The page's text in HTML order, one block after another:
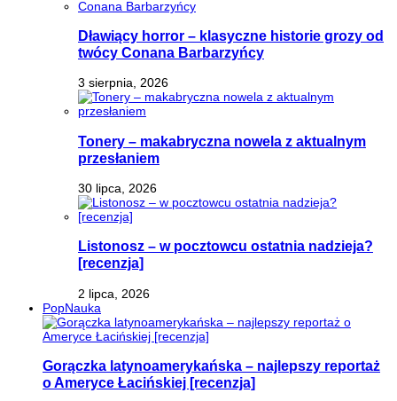
Dławiący horror – klasyczne historie grozy od
twócy Conana Barbarzyńcy
3 sierpnia, 2026
Tonery – makabryczna nowela z aktualnym
przesłaniem
30 lipca, 2026
Listonosz – w pocztowcu ostatnia nadzieja?
[recenzja]
2 lipca, 2026
PopNauka
Gorączka latynoamerykańska – najlepszy reportaż
o Ameryce Łacińskiej [recenzja]